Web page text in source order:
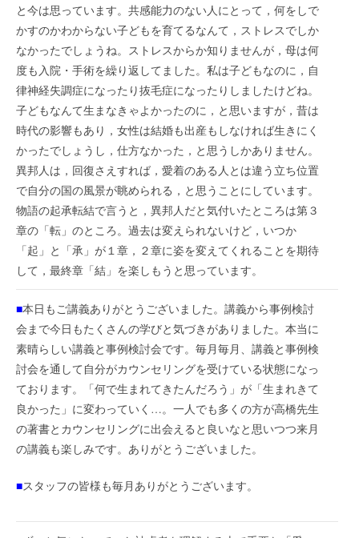
と今は思っています。共感能力のない人にとって，何をしで
かすのかわからない子どもを育てるなんて，ストレスでしか
なかったでしょうね。ストレスからか知りませんが，母は何
度も入院・手術を繰り返してました。私は子どもなのに，自
律神経失調症になったり抜毛症になったりしましたけどね。
子どもなんて生まなきゃよかったのに，と思いますが，昔は
時代の影響もあり，女性は結婚も出産もしなければ生きにく
かったでしょうし，仕方なかった，と思うしかありません。
異邦人は，回復さえすれば，愛着のある人とは違う立ち位置
で自分の国の風景が眺められる，と思うことにしています。
物語の起承転結で言うと，異邦人だと気付いたところは第３
章の「転」のところ。過去は変えられないけど，いつか
「起」と「承」が１章，２章に姿を変えてくれることを期待
して，最終章「結」を楽しもうと思っています。
■本日もご講義ありがとうございました。講義から事例検討
会まで今日もたくさんの学びと気づきがありました。本当に
素晴らしい講義と事例検討会です。毎月毎月、講義と事例検
討会を通して自分がカウンセリングを受けている状態になっ
ております。「何で生まれてきたんだろう」が「生まれきて
良かった」に変わっていく…。一人でも多くの方が高橋先生
の著書とカウンセリングに出会えると良いなと思いつつ来月
の講義も楽しみです。ありがとうございました。
■スタッフの皆様も毎月ありがとうございます。